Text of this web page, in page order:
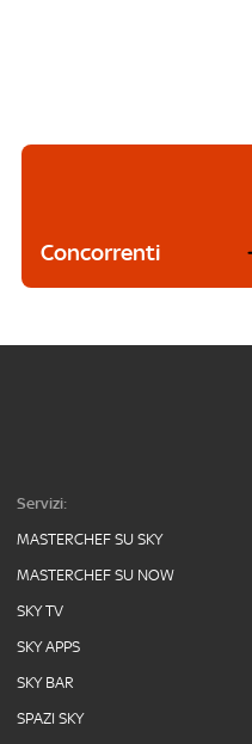
Concorrenti
Servizi:
MASTERCHEF SU SKY
MASTERCHEF SU NOW
SKY TV
SKY APPS
SKY BAR
SPAZI SKY